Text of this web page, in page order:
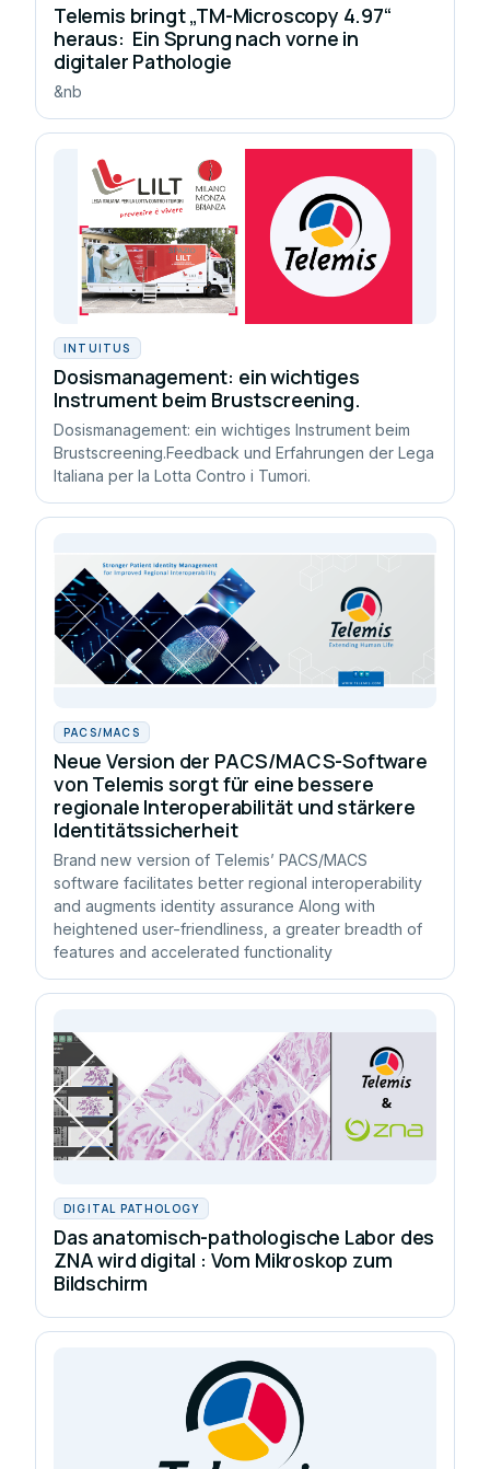
Telemis bringt „TM-Microscopy 4.97“
heraus: Ein Sprung nach vorne in
digitaler Pathologie
&nb
INTUITUS
Dosismanagement: ein wichtiges
Instrument beim Brustscreening.
Dosismanagement: ein wichtiges Instrument beim
Brustscreening.Feedback und Erfahrungen der Lega
Italiana per la Lotta Contro i Tumori.
PACS/MACS
Neue Version der PACS/MACS-Software
von Telemis sorgt für eine bessere
regionale Interoperabilität und stärkere
Identitätssicherheit
Brand new version of Telemis’ PACS/MACS
software facilitates better regional interoperability
and augments identity assurance Along with
heightened user-friendliness, a greater breadth of
features and accelerated functionality
DIGITAL PATHOLOGY
Das anatomisch-pathologische Labor des
ZNA wird digital : Vom Mikroskop zum
Bildschirm